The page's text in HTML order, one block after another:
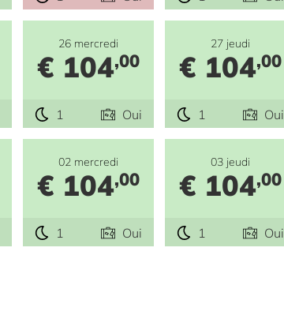
26 mercredi
€ 104,00
1 Oui
27 jeudi
€ 104,00
1 Oui
02 mercredi
€ 104,00
1 Oui
03 jeudi
€ 104,00
1 Oui